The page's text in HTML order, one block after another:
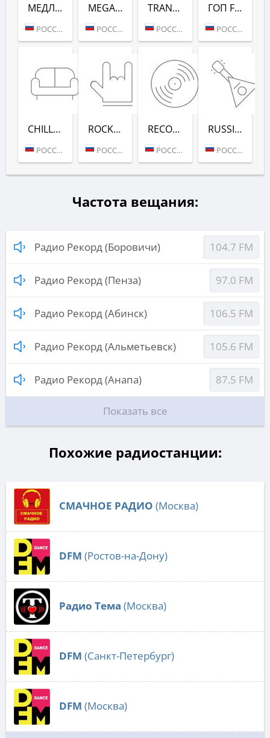
МЕДЛЯК FM (РАДИО РЕКОРД)
РОССИЯ (МОСКВА)
MEGAMIX (РАДИО РЕКОРД)
РОССИЯ (МОСКВА)
TRANCEMISSION (РАДИО РЕКОРД)
РОССИЯ (МОСКВА)
ГОП FM (РАДИО РЕКОРД)
РОССИЯ (МОСКВА)
CHILL-OUT (РАДИО РЕКОРД)
РОССИЯ (МОСКВА)
ROCK (РАДИО РЕКОРД)
РОССИЯ (МОСКВА)
RECORD DEEP (РАДИО РЕКОРД)
РОССИЯ (МОСКВА)
RUSSIAN MIX (РАДИО РЕКОРД)
РОССИЯ (МОСКВА)
Частота вещания:
Радио Рекорд (Боровичи) 104.7 FM
Радио Рекорд (Пенза) 97.0 FM
Радио Рекорд (Абинск) 106.5 FM
Радио Рекорд (Альметьевск) 105.6 FM
Радио Рекорд (Анапа) 87.5 FM
Показать все
Похожие радиостанции:
СМАЧНОЕ РАДИО (Москва)
DFM (Ростов-на-Дону)
Радио Тема (Москва)
DFM (Санкт-Петербург)
DFM (Москва)